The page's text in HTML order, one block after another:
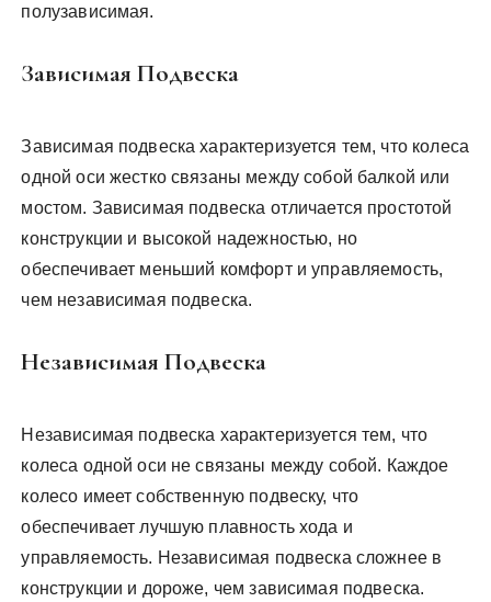
полузависимая.
Зависимая Подвеска
Зависимая подвеска характеризуется тем, что колеса
одной оси жестко связаны между собой балкой или
мостом. Зависимая подвеска отличается простотой
конструкции и высокой надежностью, но
обеспечивает меньший комфорт и управляемость,
чем независимая подвеска.
Независимая Подвеска
Независимая подвеска характеризуется тем, что
колеса одной оси не связаны между собой. Каждое
колесо имеет собственную подвеску, что
обеспечивает лучшую плавность хода и
управляемость. Независимая подвеска сложнее в
конструкции и дороже, чем зависимая подвеска.